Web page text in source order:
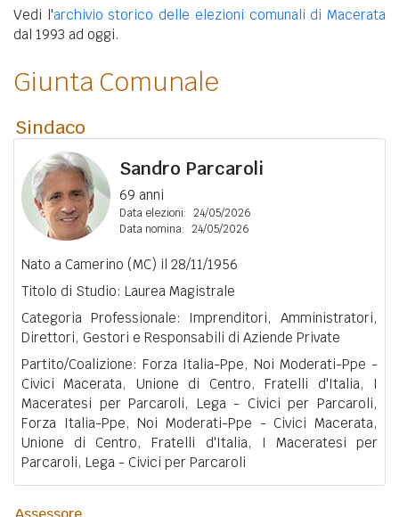
Vedi l'archivio storico delle elezioni comunali di Macerata
dal 1993 ad oggi.
Giunta Comunale
Sindaco
Sandro Parcaroli
69 anni
Data elezioni: 24/05/2026
Data nomina: 24/05/2026
Nato a Camerino (MC) il 28/11/1956
Titolo di Studio: Laurea Magistrale
Categoria Professionale: Imprenditori, Amministratori,
Direttori, Gestori e Responsabili di Aziende Private
Partito/Coalizione: Forza Italia-Ppe, Noi Moderati-Ppe -
Civici Macerata, Unione di Centro, Fratelli d'Italia, I
Maceratesi per Parcaroli, Lega - Civici per Parcaroli,
Forza Italia-Ppe, Noi Moderati-Ppe - Civici Macerata,
Unione di Centro, Fratelli d'Italia, I Maceratesi per
Parcaroli, Lega - Civici per Parcaroli